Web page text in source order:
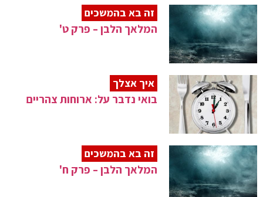
זה בא בהמשכים
המלאך הלבן – פרק ט'
איך אצלך
בואי נדבר על: ארוחות צהריים
זה בא בהמשכים
המלאך הלבן – פרק ח'